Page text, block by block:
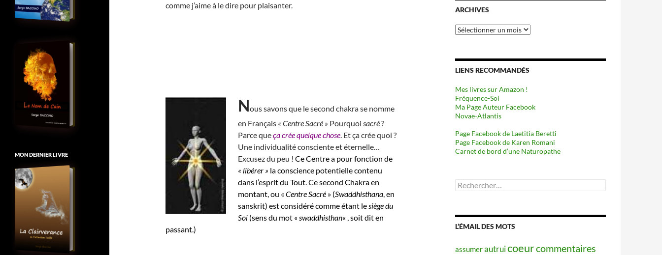
comme j’aime à le dire pour plaisanter.
Nous savons que le second chakra se nomme
en Français « Centre Sacré » Pourquoi sacré?
Parce queça crée quelque chose. Et ça crée quoi ?
Une individualité consciente et éternelle…
Excusez du peu ! Ce Centre a pour fonction de
« libérer » la conscience potentielle contenu
dans l’esprit du Tout.Ce second Chakra en
montant, ou « Centre Sacré » (Swaddhisthana, en
sanskrit) est considéré comme étant lesiège du
Soi (sens du mot « swaddhisthan« , soit dit en
passant.)
ARCHIVES
Archives
LIENS RECOMMANDÉS
Mes livres sur Amazon !
Fréquence-Soi
Ma Page Auteur Facebook
Novae-Atlantis
Page Facebook de Laetitia Beretti
Page Facebook de Karen Romani
Carnet de bord d’une Naturopathe
Rechercher :
L’ÉMAIL DES MOTS
assumerautruicoeurcommentaires
MON DERNIER LIVRE